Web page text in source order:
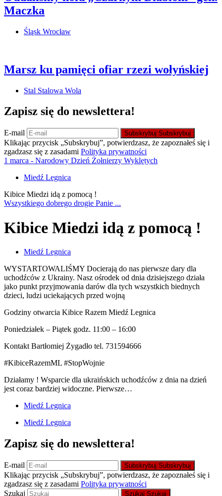
Maczka
Śląsk Wrocław
Marsz ku pamięci ofiar rzezi wołyńskiej
Stal Stalowa Wola
Zapisz się do newslettera!
E-mail Subskrybuj Subskrybuj
Klikając przycisk „Subskrybuj”, potwierdzasz, że zapoznałeś się i
zgadzasz się z zasadami Polityka prywatności
1 marca - Narodowy Dzień Żołnierzy Wyklętych
Miedź Legnica
Kibice Miedzi idą z pomocą !
Wszystkiego dobrego drogie Panie ...
Kibice Miedzi idą z pomocą !
Miedź Legnica
WYSTARTOWALIŚMY Docierają do nas pierwsze dary dla
uchodźców z Ukrainy. Nasz ośrodek od dnia dzisiejszego działa
jako punkt przyjmowania darów dla tych wszystkich biednych
dzieci, ludzi uciekających przed wojną
Godziny otwarcia Kibice Razem Miedź Legnica
Poniedziałek – Piątek godz. 11:00 – 16:00
Kontakt Bartłomiej Żygadło tel. 731594666
#KibiceRazemML #StopWojnie
Działamy ! Wsparcie dla ukraińskich uchodźców z dnia na dzień
jest coraz bardziej widoczne. Pierwsze…
Miedź Legnica
Miedź Legnica
Zapisz się do newslettera!
E-mail Subskrybuj Subskrybuj
Klikając przycisk „Subskrybuj”, potwierdzasz, że zapoznałeś się i
zgadzasz się z zasadami Polityka prywatności
Szukaj
Szukaj Szukaj